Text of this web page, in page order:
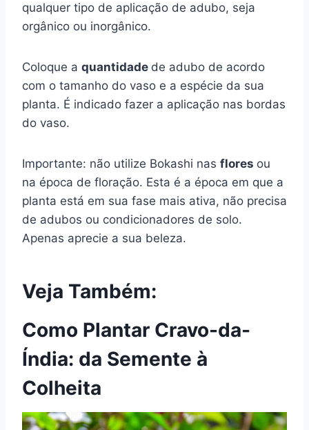
qualquer tipo de aplicação de adubo, seja
orgânico ou inorgânico.
Coloque a quantidade de adubo de acordo
com o tamanho do vaso e a espécie da sua
planta. É indicado fazer a aplicação nas bordas
do vaso.
Importante: não utilize Bokashi nas flores ou
na época de floração. Esta é a época em que a
planta está em sua fase mais ativa, não precisa
de adubos ou condicionadores de solo.
Apenas aprecie a sua beleza.
Veja Também:
Como Plantar Cravo-da-
Índia: da Semente à
Colheita